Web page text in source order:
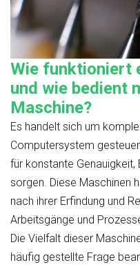
Wie funktioniert
und wie bedient
Maschine?
Es handelt sich um
Computersystem
für konstante
sorgen. Diese Maschinen
nach ihrer Erfindung und
Arbeitsgänge und
Die Vielfalt dieser
häufig gestellte Frage